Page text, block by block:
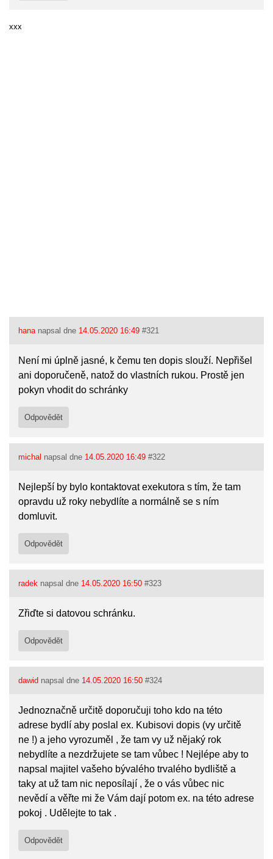
xxx
hananapsal dne 14.05.2020 16:49 #321
Není mi úplně jasné, k čemu ten dopis slouží. Nepřišel
ani doporučeně, natož do vlastních rukou. Prostě jen
pokyn vhodit do schránky
Odpovědět
michal napsal dne 14.05.2020 16:49 #322
Nejlepší by bylo kontaktovat exekutora s tím, že tam
opravdu už roky nebydlíte a normálně se s ním
domluvit.
Odpovědět
radek napsal dne 14.05.2020 16:50 #323
Zřiďte si datovou schránku.
Odpovědět
dawid napsal dne 14.05.2020 16:50 #324
Jednoznačně určitě doporučuji toho kdo na této
adrese bydlí aby poslal ex. Kubisovi dopis (vy určitě
ne !) a jeho vyrozuměl , že tam vy už nějaký rok
nebydlíte a nezdržujete se tam vůbec ! Nejlépe aby to
napsal majitel vašeho bývalého trvalého bydliště a
taky at už tam nic neposílají , že o vás vůbec nic
nevědí a věřte mi že Vám dají potom ex. na této adrese
pokoj . Udělejte to tak .
Odpovědět